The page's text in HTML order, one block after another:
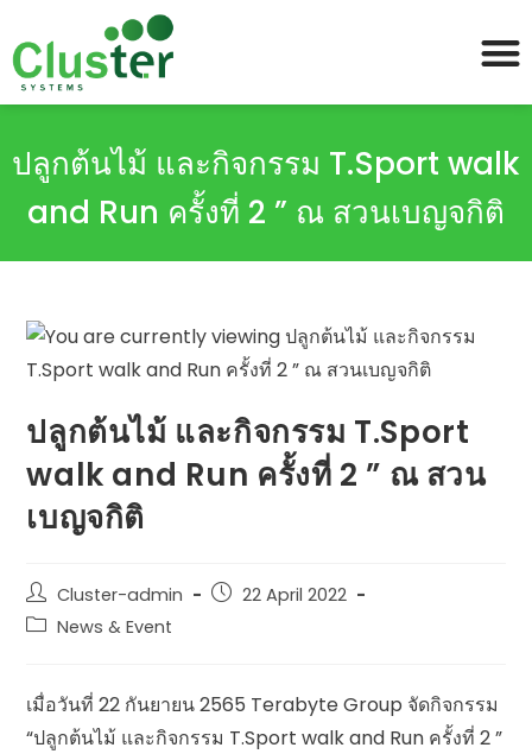
ปลูกต้นไม้ และกิจกรรม T.Sport walk
and Run ครั้งที่ 2 ” ณ สวนเบญจกิติ
ปลูกต้นไม้ และกิจกรรม T.Sport
walk and Run ครั้งที่ 2 ” ณ สวน
เบญจกิติ
Cluster-admin
22 April 2022
News & Event
เมื่อวันที่ 22 กันยายน 2565 Terabyte Group จัดกิจกรรม
“ปลูกต้นไม้ และกิจกรรม T.Sport walk and Run ครั้งที่ 2 ”